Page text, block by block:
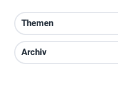
Themen
Archiv